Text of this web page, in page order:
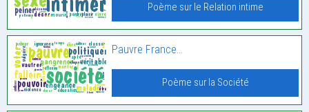
Poème sur le Relation intime
Pauvre France…
Poème sur la Société